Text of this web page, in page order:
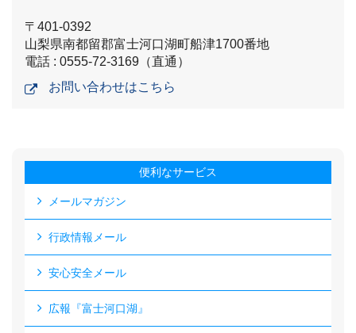
〒401-0392
山梨県南都留郡富士河口湖町船津1700番地
電話 : 0555-72-3169（直通）
お問い合わせはこちら
便利なサービス
メールマガジン
行政情報メール
安心安全メール
広報『富士河口湖』